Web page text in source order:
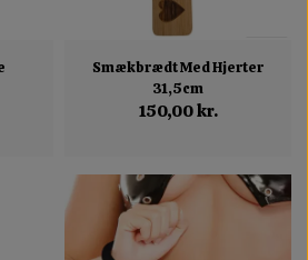
Smækbrædt Med Hjerter
31,5cm
150,00 kr.